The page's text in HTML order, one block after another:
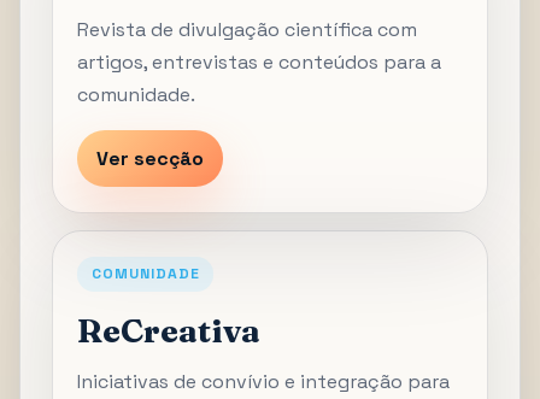
Revista de divulgação científica com
artigos, entrevistas e conteúdos para a
comunidade.
Ver secção
COMUNIDADE
ReCreativa
Iniciativas de convívio e integração para